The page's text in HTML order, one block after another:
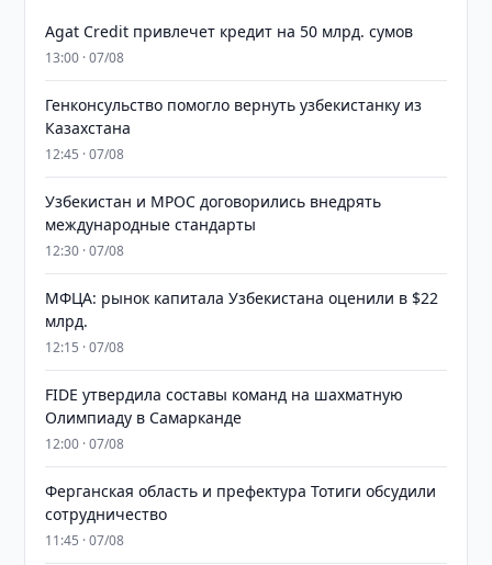
Agat Credit привлечет кредит на 50 млрд. сумов
13:00 · 07/08
Генконсульство помогло вернуть узбекистанку из
Казахстана
12:45 · 07/08
Узбекистан и MPOC договорились внедрять
международные стандарты
12:30 · 07/08
МФЦА: рынок капитала Узбекистана оценили в $22
млрд.
12:15 · 07/08
FIDE утвердила составы команд на шахматную
Олимпиаду в Самарканде
12:00 · 07/08
Ферганская область и префектура Тотиги обсудили
сотрудничество
11:45 · 07/08